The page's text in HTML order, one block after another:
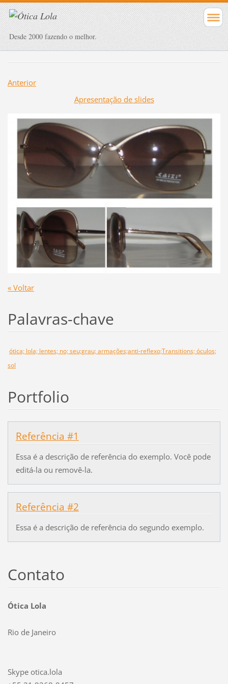
Desde 2000 fazendo o melhor.
Anterior
Apresentação de slides
« Voltar
Palavras-chave
ótica; lola; lentes; no; seu;grau; armações;anti-reflexo;Transitions; óculos;
sol
Portfolio
Referência #1
Essa é a descrição de referência do exemplo. Você pode
editá-la ou removê-la.
Referência #2
Essa é a descrição de referência do segundo exemplo.
Contato
Ótica Lola
Rio de Janeiro
Skype otica.lola